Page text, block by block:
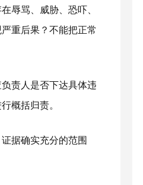
辱骂、威胁、恐吓、
重后果？不能把正常
责人是否下达具体违
概括归责。
据确实充分的范围